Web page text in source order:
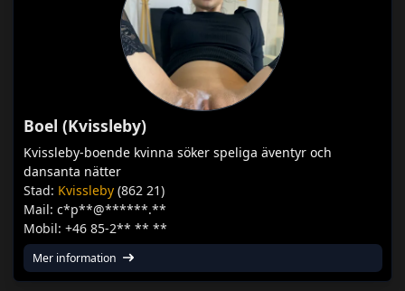
Boel (Kvissleby)
Kvissleby-boende kvinna söker speliga äventyr och
dansanta nätter
Stad: Kvissleby (862 21)
Mail: c*p**@******.**
Mobil: +46 85-2** ** **
Mer information